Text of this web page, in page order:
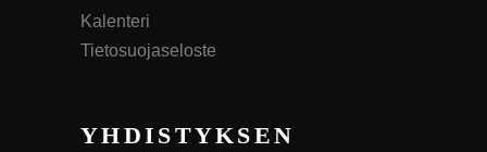
Kalenteri
Tietosuojaseloste
YHDISTYKSEN